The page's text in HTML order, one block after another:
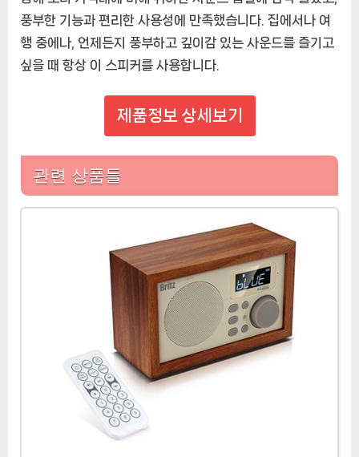
풍부한 기능과 편리한 사용성에 만족했습니다. 집에서나 여
행 중에나, 언제든지 풍부하고 깊이감 있는 사운드를 즐기고
싶을 때 항상 이 스피커를 사용합니다.
제품정보 상세보기
관련 상품들